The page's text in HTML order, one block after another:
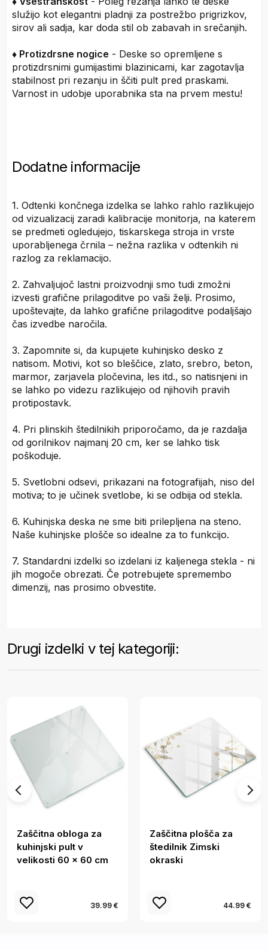
služijo kot elegantni pladnji za postrežbo prigrizkov,
sirov ali sadja, kar doda stil ob zabavah in srečanjih.
♦ Protizdrsne nogice - Deske so opremljene s
protizdrsnimi gumijastimi blazinicami, kar zagotavlja
stabilnost pri rezanju in ščiti pult pred praskami.
Varnost in udobje uporabnika sta na prvem mestu!
Dodatne informacije
1. Odtenki končnega izdelka se lahko rahlo razlikujejo
od vizualizacij zaradi kalibracije monitorja, na katerem
se predmeti ogledujejo, tiskarskega stroja in vrste
uporabljenega črnila – nežna razlika v odtenkih ni
razlog za reklamacijo.
2. Zahvaljujoč lastni proizvodnji smo tudi zmožni
izvesti grafične prilagoditve po vaši želji. Prosimo,
upoštevajte, da lahko grafične prilagoditve podaljšajo
čas izvedbe naročila.
3. Zapomnite si, da kupujete kuhinjsko desko z
natisom. Motivi, kot so bleščice, zlato, srebro, beton,
marmor, zarjavela pločevina, les itd., so natisnjeni in
se lahko po videzu razlikujejo od njihovih pravih
protipostavk.
4. Pri plinskih štedilnikih priporočamo, da je razdalja
od gorilnikov najmanj 20 cm, ker se lahko tisk
poškoduje.
5. Svetlobni odsevi, prikazani na fotografijah, niso del
motiva; to je učinek svetlobe, ki se odbija od stekla.
6. Kuhinjska deska ne sme biti prilepljena na steno.
Naše kuhinjske plošče so idealne za to funkcijo.
7. Standardni izdelki so izdelani iz kaljenega stekla - ni
jih mogoče obrezati. Če potrebujete spremembo
dimenzij, nas prosimo obvestite.
Drugi izdelki v tej kategoriji:
Zaščitna obloga za
kuhinjski pult v
velikosti 60 x 60 cm
39.99 €
Zaščitna plošča za
štedilnik Zimski
okraski
44.99 €